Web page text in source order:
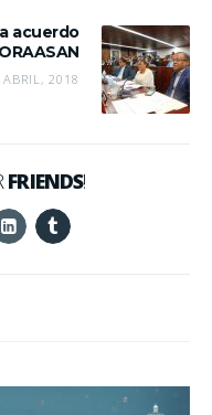
acuerdo
2018
FRIENDS!